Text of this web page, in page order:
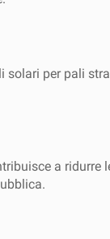
solari per pali
a ridurre